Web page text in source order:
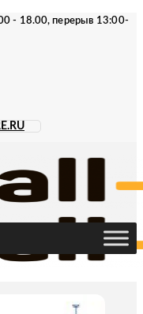
- 18.00, перерыв 13:00-